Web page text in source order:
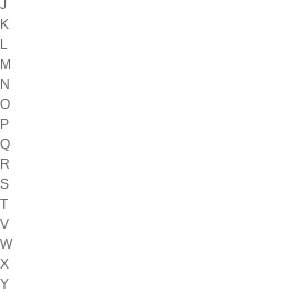
J
K
L
M
N
O
P
Q
R
S
T
V
W
X
Y